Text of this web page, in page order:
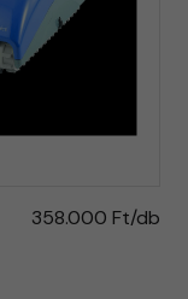
358.000 Ft/db